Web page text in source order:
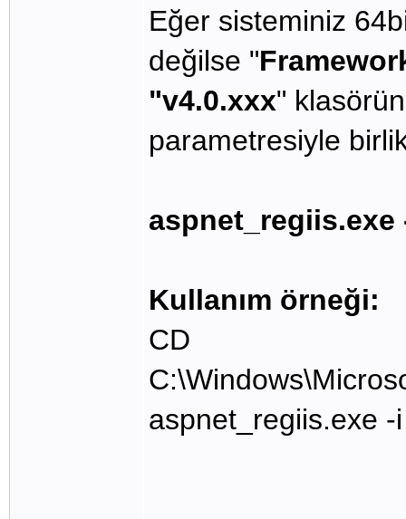
Eğer sisteminiz
değilse "
"v4.0.xxx"
parametresiyle
aspnet_regiis.exe
Kullanım örneği:
CD
aspnet_regiis.exe -i